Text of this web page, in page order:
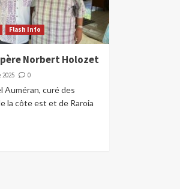
Flash Info
père Norbert Holozet
2025 0
Auméran, curé des
la côte est et de Raroia